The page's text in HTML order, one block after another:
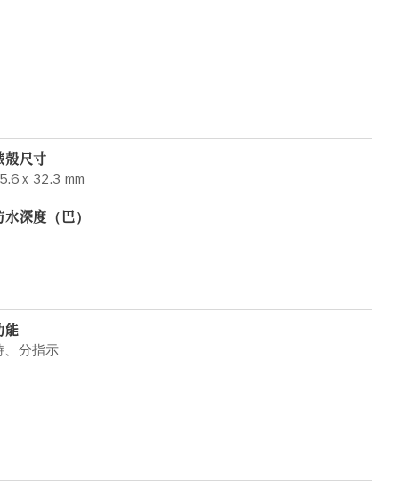
殼尺寸
x 32.3 mm
水深度（巴）
能
、分指示